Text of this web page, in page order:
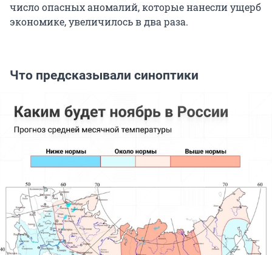
число опасных аномалий, которые нанесли ущерб
экономике, увеличилось в два раза.
Что предсказывали синоптики